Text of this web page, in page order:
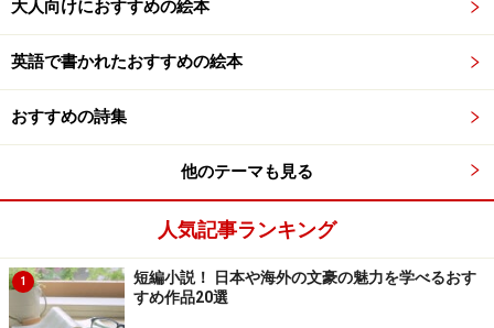
大人向けにおすすめの絵本
英語で書かれたおすすめの絵本
おすすめの詩集
他のテーマも見る
人気記事ランキング
1
短編小説！ 日本や海外の文豪の魅力を学べるおす
すめ作品20選